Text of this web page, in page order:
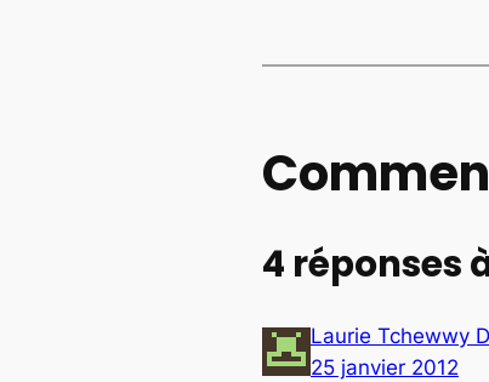
4 réponses
Laurie Tchewwy
25 janvier 2012